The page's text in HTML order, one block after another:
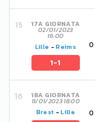
17A GIORNATA
02/01/2023
16:00
Lille -Reims
1-1
0
18A GIORNATA
11/01/2023 18:00
Brest -Lille 0